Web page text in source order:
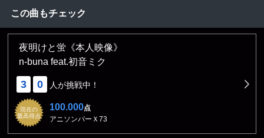
この曲もチェック
夜明けと蛍《本人映像》
n-buna feat.初音ミク
3 0 人が挑戦中！
現在の
最高得点
100.000点
アニソンバーＸ73